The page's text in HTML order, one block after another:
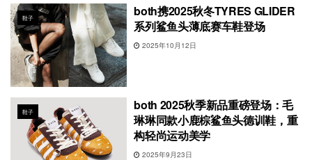
鞋子
both携2025秋冬TYRES GLIDER
系列鲨鱼头薄底赛车鞋登场
2025年10月12日
鞋子
both 2025秋季新品重磅登场：毛
琳琳同款小鹿棕鲨鱼头德训鞋，重
构轻尚运动美学
2025年9月23日